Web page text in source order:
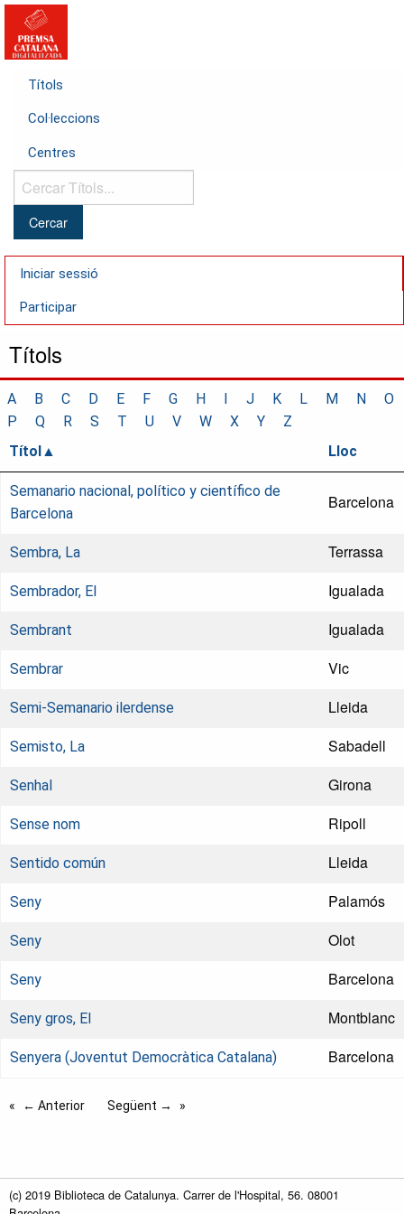
Títols
Col·leccions
Centres
Cercar
Títols...
Iniciar sessió
Participar
Títols
A B C D E F G H I J K L M N
O
P
Q R S T U V W X Y
Z
Títol
Lloc
Semanario nacional, político y científico de
Barcelona
Barcelona
Sembra, La Terrassa
Sembrador, El Igualada
Sembrant Igualada
Sembrar Vic
Semi-Semanario ilerdense Lleida
Semisto, La Sabadell
Senhal Girona
Sense nom Ripoll
Sentido común Lleida
Seny Palamós
Seny Olot
Seny Barcelona
Seny gros, El Montblanc
Senyera (Joventut Democràtica Catalana) Barcelona
← Anterior Següent →
(c) 2019 Biblioteca de Catalunya. Carrer de l'Hospital, 56. 08001